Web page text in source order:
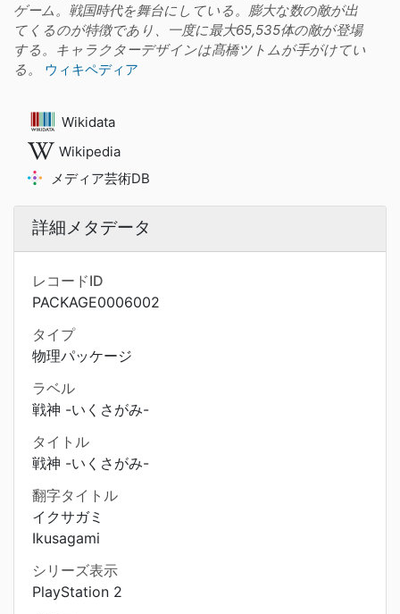
ゲーム。戦国時代を舞台にしている。膨大な数の敵が出
てくるのが特徴であり、一度に最大65,535体の敵が登場
する。キャラクターデザインは髙橋ツトムが手がけてい
る。
ウィキペディア
Wikidata
Wikipedia
メディア芸術DB
詳細メタデータ
レコードID
PACKAGE0006002
タイプ
物理パッケージ
ラベル
戦神 -いくさがみ-
タイトル
戦神 -いくさがみ-
翻字タイトル
イクサガミ
Ikusagami
シリーズ表示
PlayStation 2